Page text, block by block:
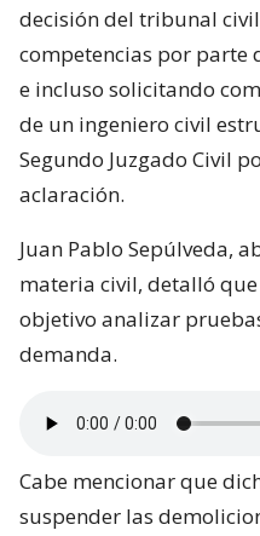
decisión del tribunal
competencias por parte
e incluso solicitando
de un ingeniero civil
Segundo Juzgado Civil
aclaración.
Juan Pablo Sepúlveda,
materia civil, detalló
objetivo analizar
demanda.
Cabe mencionar que
suspender las